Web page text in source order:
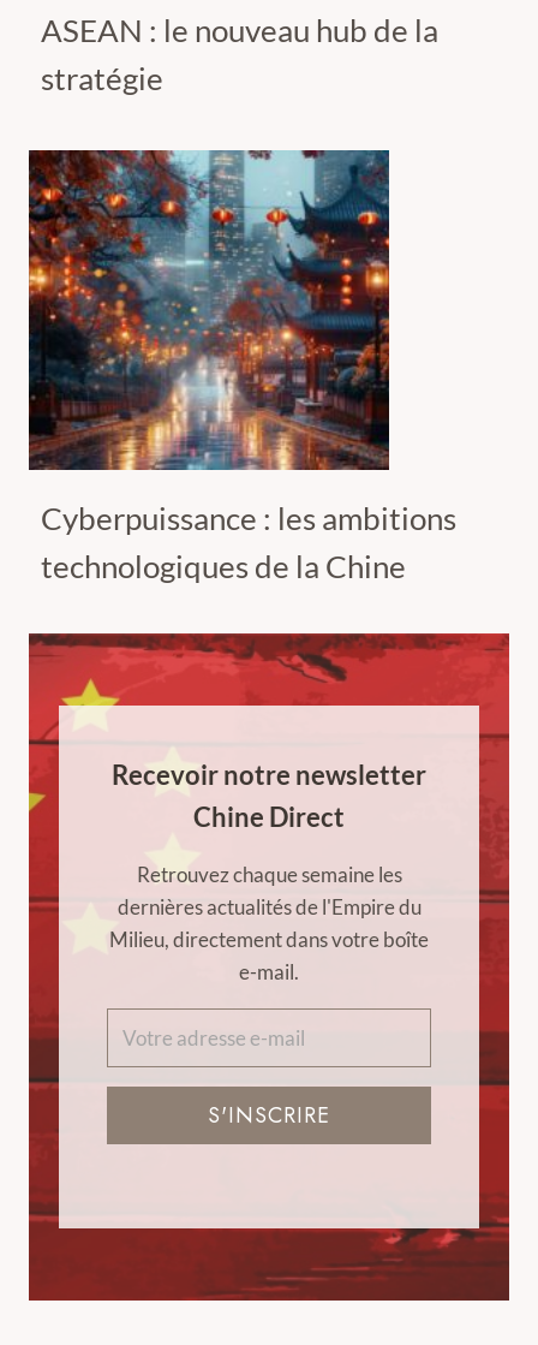
ASEAN : le nouveau hub de la
stratégie
Cyberpuissance : les ambitions
technologiques de la Chine
Recevoir notre newsletter
Chine Direct
Retrouvez chaque semaine les
dernières actualités de l'Empire du
Milieu, directement dans votre boîte
e-mail.
S'INSCRIRE